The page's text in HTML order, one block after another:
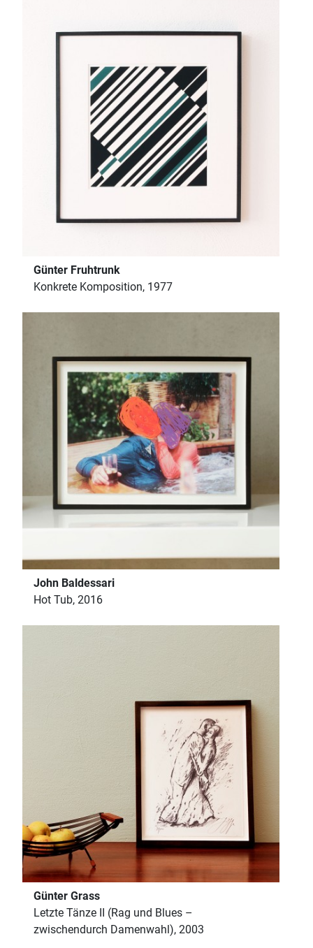
Günter Fruhtrunk
Konkrete Komposition, 1977
John Baldessari
Hot Tub, 2016
Günter Grass
Letzte Tänze II (Rag und Blues –
zwischendurch Damenwahl), 2003